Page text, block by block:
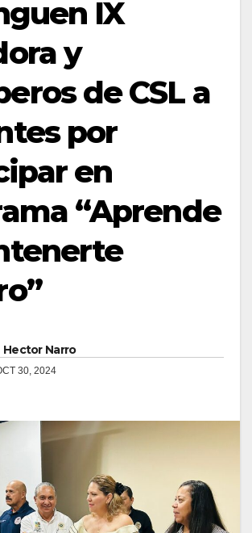
IX
y
de CSL a
por
en
“Aprende
Hector Narro
30, 2024